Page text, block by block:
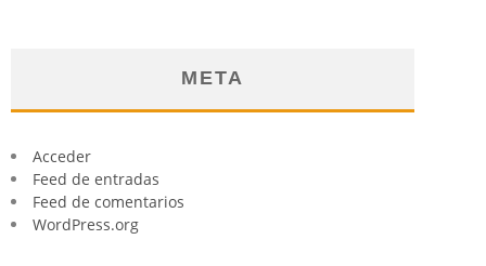
META
Acceder
Feed de entradas
Feed de comentarios
WordPress.org